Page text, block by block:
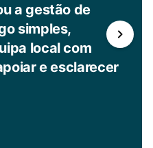
a gestão de
simples,
local com
e esclarecer